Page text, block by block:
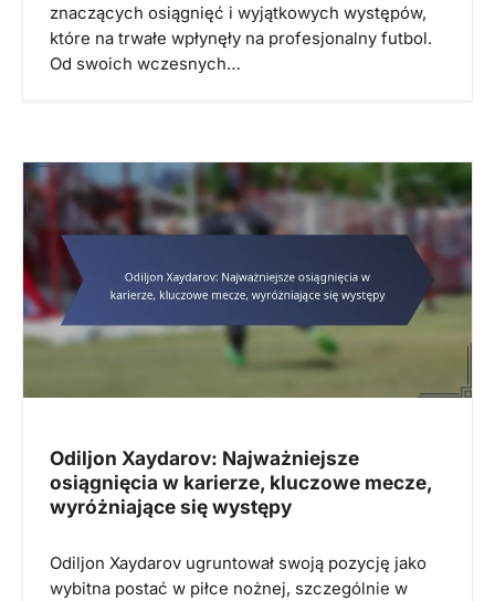
znaczących osiągnięć i wyjątkowych występów,
które na trwałe wpłynęły na profesjonalny futbol.
Od swoich wczesnych…
Odiljon Xaydarov: Najważniejsze
osiągnięcia w karierze, kluczowe mecze,
wyróżniające się występy
Odiljon Xaydarov ugruntował swoją pozycję jako
wybitna postać w piłce nożnej, szczególnie w